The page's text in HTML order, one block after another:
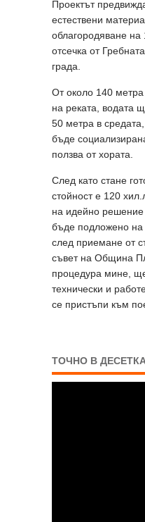
Проектът
естествени
облагородяване на
отсечка от
града.
От около 140
на реката, водата
50 метра в
бъде
ползва от хората.
След като стане
стойност е 120
на идейно
бъде подложено
след приемане от
съвет на Община
процедура мине,
технически и
се пристъпи към
ТОЧНО В